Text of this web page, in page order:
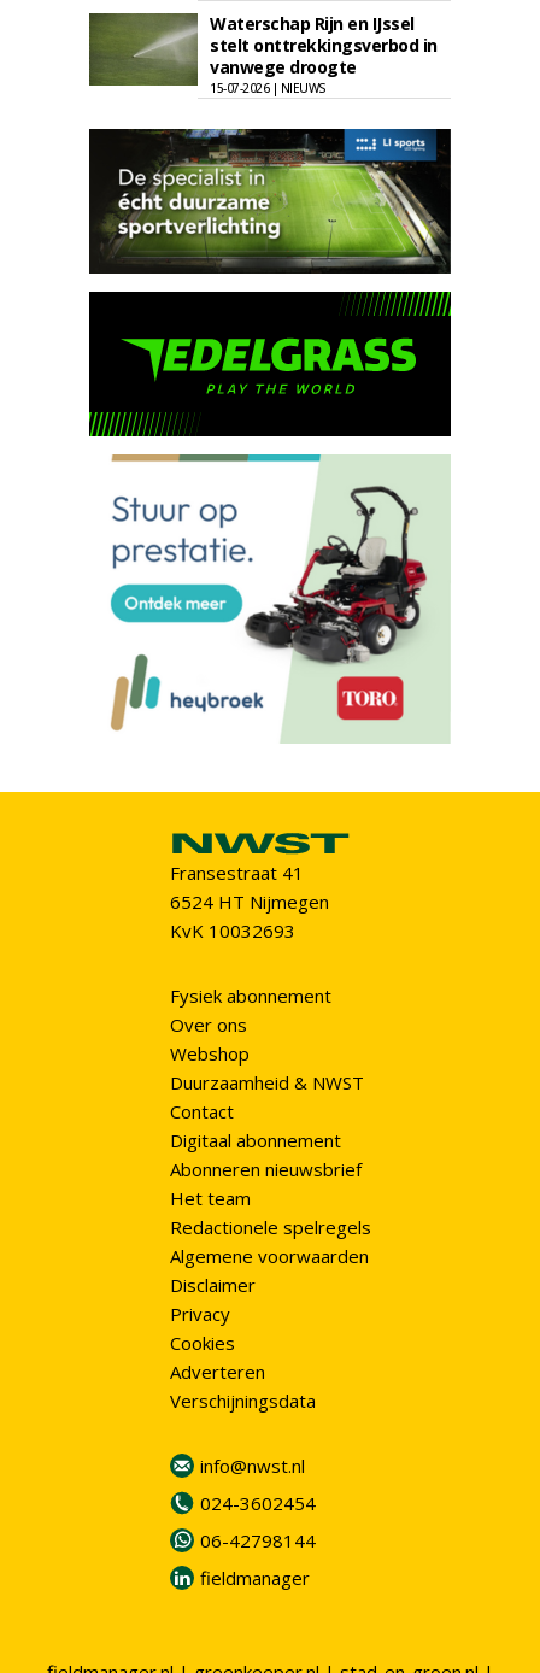
Waterschap Rijn en IJssel
stelt onttrekkingsverbod in
vanwege droogte
15-07-2026 | NIEUWS
Fransestraat 41
6524 HT Nijmegen
KvK 10032693
Fysiek abonnement
Over ons
Webshop
Duurzaamheid & NWST
Contact
Digitaal abonnement
Abonneren nieuwsbrief
Het team
Redactionele spelregels
Algemene voorwaarden
Disclaimer
Privacy
Cookies
Adverteren
Verschijningsdata
info@nwst.nl
024-3602454
06-42798144
fieldmanager